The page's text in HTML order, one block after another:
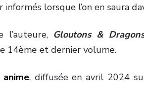
lorsque l’on en saura
Gloutons &
14ème et dernier volume.
, diffusée en avril 2024